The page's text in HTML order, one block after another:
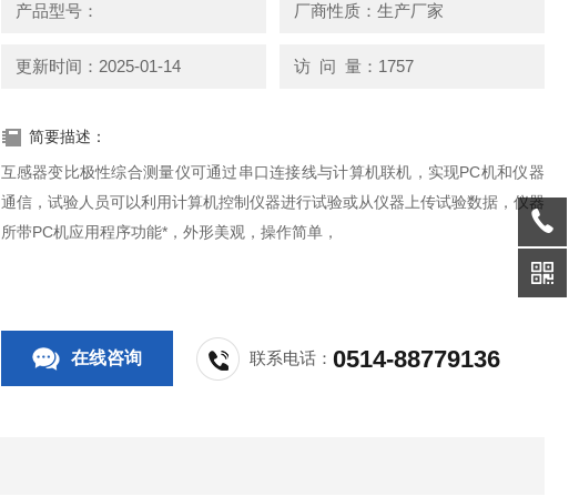
产品型号： 厂商性质：生产厂家
更新时间：2025-01-14 访 问 量：1757
简要描述：
互感器变比极性综合测量仪可通过串口连接线与计算机联机，实现PC机和仪器
通信，试验人员可以利用计算机控制仪器进行试验或从仪器上传试验数据，仪器
所带PC机应用程序功能*，外形美观，操作简单，
在线咨询 联系电话：0514-88779136